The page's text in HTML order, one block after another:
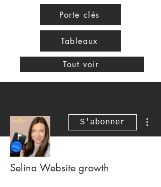
Porte clés
Tableaux
Tout voir
S'abonner
Selina Website growth